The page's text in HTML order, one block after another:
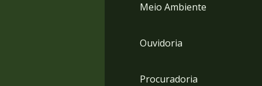
Meio Ambiente
Ouvidoria
Procuradoria